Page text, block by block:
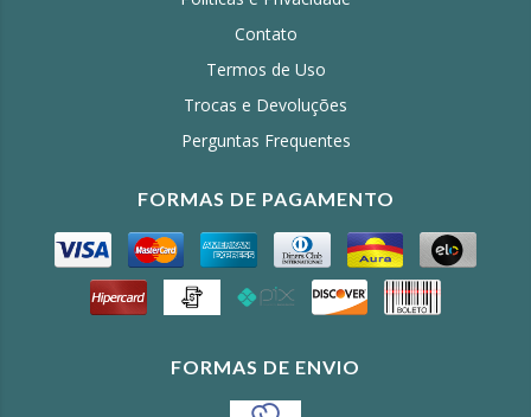
Contato
Termos de Uso
Trocas e Devoluções
Perguntas Frequentes
FORMAS DE PAGAMENTO
FORMAS DE ENVIO